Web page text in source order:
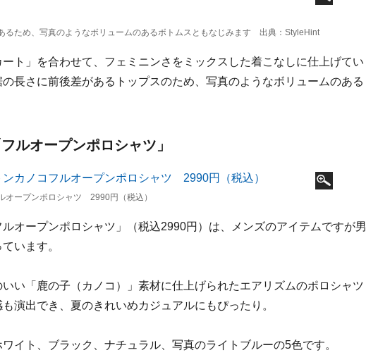
るため、写真のようなボリュームのあるボトムスともなじみます 出典：StyleHint
ト」を合わせて、フェミニンさをミックスした着こなしに仕上げてい
長さに前後差があるトップスのため、写真のようなボリュームのある
ルオープンポロシャツ」
ープンポロシャツ 2990円（税込）
ルオープンポロシャツ」（税込2990円）は、メンズのアイテムですが男
います。
い「鹿の子（カノコ）」素材に仕上げられたエアリズムのポロシャツ
演出でき、夏のきれいめカジュアルにもぴったり。
イト、ブラック、ナチュラル、写真のライトブルーの5色です。